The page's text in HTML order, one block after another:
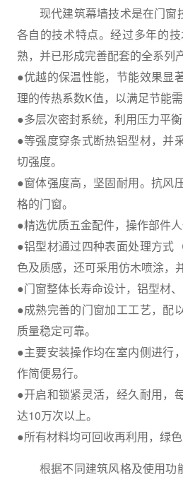
现代建筑幕墙技术是在门窗
各自的技术特点。经过多年的
熟，并已形成完善配套的全系列
●优越的保温性能，节能效果显
理的传热系数K值，以满足节能需
●多层次密封系统，利用压力平
●等强度穿条式断热铝型材，并
切强度。
●窗体强度高，坚固耐用。抗风
格的门窗。
●精选优质五金配件，操作部件
●铝型材通过四种表面处理方式
色及质感，还可采用仿木喷涂，
●门窗整体长寿命设计，铝型材
●成熟完善的门窗加工工艺，配
质量稳定可靠。
●主要安装操作均在室内侧进行
作简便易行。
●开启和锁紧灵活，经久耐用，
达10万次以上。
●所有材料均可回收再利用，绿
根据不同建筑风格及使用功